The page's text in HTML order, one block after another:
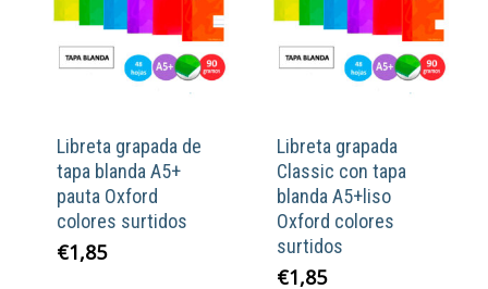
Libreta grapada de
tapa blanda A5+
pauta Oxford
colores surtidos
€1,85
Libreta grapada
Classic con tapa
blanda A5+liso
Oxford colores
surtidos
€1,85